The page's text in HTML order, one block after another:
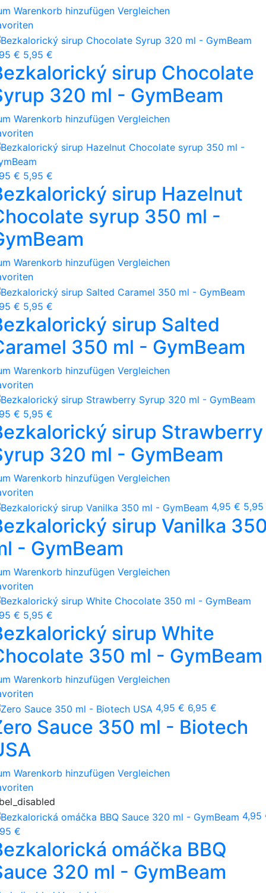
Warenkorb hinzufügen Vergleichen
€ 5,95 €
sirup Chocolate
320 ml - GymBeam
Warenkorb hinzufügen Vergleichen
€ 5,95 €
sirup Hazelnut
syrup 350 ml -
Warenkorb hinzufügen Vergleichen
€ 5,95 €
sirup Salted
350 ml - GymBeam
Warenkorb hinzufügen Vergleichen
€ 5,95 €
sirup Strawberry
320 ml - GymBeam
Warenkorb hinzufügen Vergleichen
4,95 €
sirup Vanilka
- GymBeam
Warenkorb hinzufügen Vergleichen
€ 5,95 €
sirup White
350 ml - GymBeam
Warenkorb hinzufügen Vergleichen
4,95 € 6,95 €
Sauce 350 ml - Biotech
Warenkorb hinzufügen Vergleichen
4,95
€
omáčka BBQ
320 ml - GymBeam